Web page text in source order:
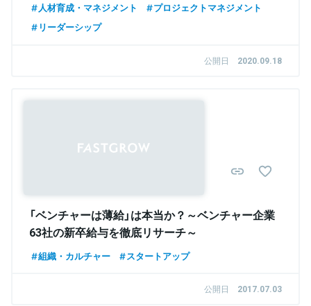
人材育成・マネジメント
プロジェクトマネジメント
リーダーシップ
公開日 2020.09.18
「ベンチャーは薄給」は本当か？～ベンチャー企業
63社の新卒給与を徹底リサーチ～
組織・カルチャー スタートアップ
公開日 2017.07.03